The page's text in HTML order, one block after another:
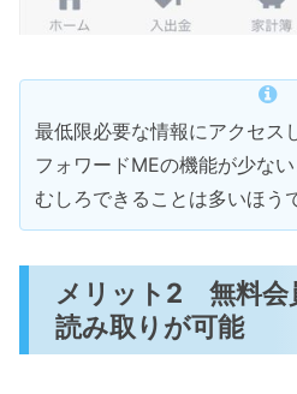
最低限必要な情報にアクセス
フォワードMEの機能が少ない
むしろできることは多いほう
メリット2 無料会
読み取りが可能